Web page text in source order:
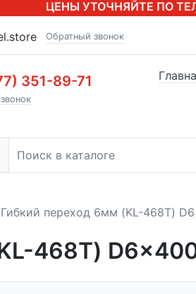
ЦЕНЫ УТОЧНЯЙТЕ ПО
Обратный звонок
351-89-71
Гибкий переход 6мм (KL-468T)
468T)